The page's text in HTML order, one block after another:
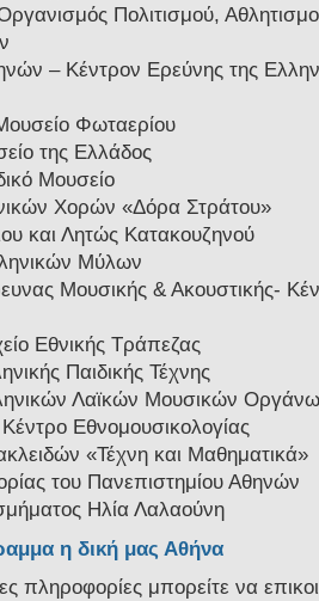
Πολιτισμού,
– Κέντρον Ερεύνης της
Φωταερίου
της Ελλάδος
Μουσείο
Χορών «Δόρα Στράτου»
και Λητώς Κατακουζηνού
Μύλων
Μουσικής & Ακουστικής-
Εθνικής Τράπεζας
Παιδικής Τέχνης
Λαϊκών Μουσικών
Εθνομουσικολογίας
«Τέχνη και Μαθηματικά»
του Πανεπιστημίου Αθηνών
Ηλία Λαλαούνη
η δική μας Αθήνα
πληροφορίες μπορείτε να